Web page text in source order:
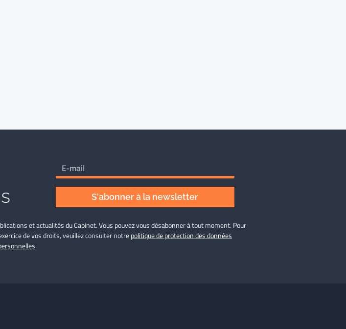
S'abonner à la newsletter
et actualités du Cabinet. Vous pouvez vous désabonner à tout moment. Pour
de vos droits, veuillez consulter notrepolitique de protection des données
.